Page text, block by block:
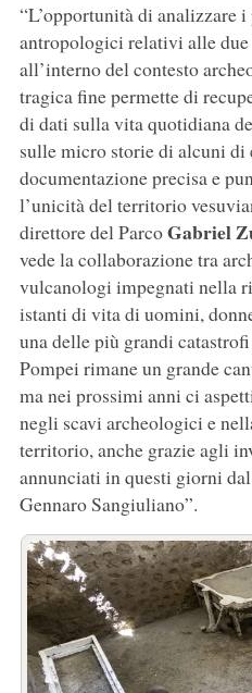
“L’opportunità di analizzare
antropologici relativi alle
all’interno del contesto
tragica fine permette di
di dati sulla vita quotidiana
sulle micro storie di alcuni di
documentazione precisa e
l’unicità del territorio
direttore del ParcoGabriel
vede la collaborazione tra
vulcanologi impegnati nella
istanti di vita di uomini,
una delle più grandi
Pompei rimane un grande
ma nei prossimi anni ci
negli scavi archeologici e
territorio, anche grazie agli
annunciati in questi giorni
Gennaro Sangiuliano”.